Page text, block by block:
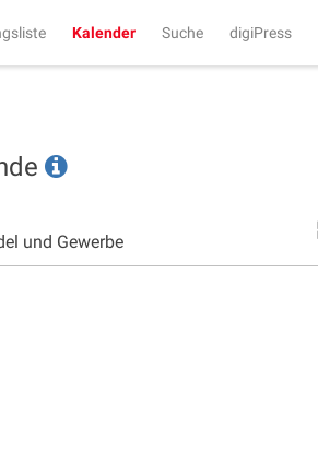
Kalender Suche digiPress
und Gewerbe